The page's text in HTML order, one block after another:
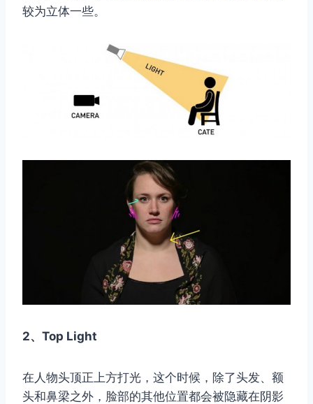
较为立体一些。
2、Top Light
在人物头顶正上方打光，这个时候，除了头发、额
头和鼻梁之外，脸部的其他位置都会被隐藏在阴影